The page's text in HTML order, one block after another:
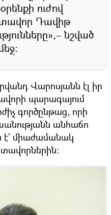
ուժով
Դավիթ
նշված
Վարոսյանն էլ իր
պարագայում
գործընթաց, որի
անհաճո
է` միաժամանակ